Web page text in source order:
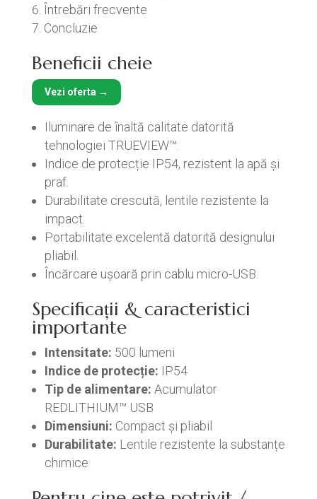
Întrebări frecvente
Concluzie
Beneficii cheie
Vezi oferta →
Iluminare de înaltă calitate datorită
tehnologiei TRUEVIEW™.
Indice de protecție IP54, rezistent la apă și
praf.
Durabilitate crescută, lentile rezistente la
impact.
Portabilitate excelentă datorită designului
pliabil.
Încărcare ușoară prin cablu micro-USB.
Specificații & caracteristici
importante
Intensitate: 500 lumeni
Indice de protecție: IP54
Tip de alimentare: Acumulator
REDLITHIUM™ USB
Dimensiuni: Compact și pliabil
Durabilitate: Lentile rezistente la substanțe
chimice